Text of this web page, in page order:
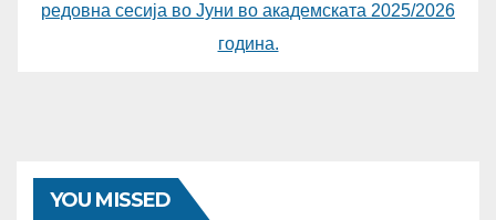
редовна сесија во Јуни во академската 2025/2026
година.
YOU MISSED